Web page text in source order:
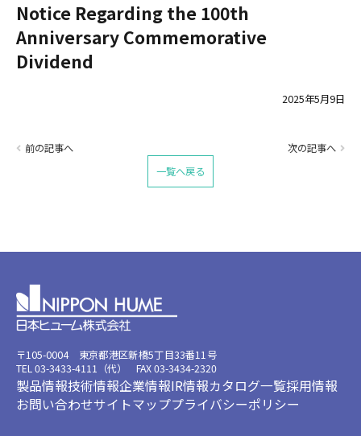
Notice Regarding the 100th
Anniversary Commemorative
Dividend
2025年5月9日
前の記事へ
次の記事へ
一覧へ戻る
〒105-0004 東京都港区新橋5丁目33番11号
TEL 03-3433-4111（代） FAX 03-3434-2320
製品情報技術情報企業情報IR情報カタログ一覧採用情報
お問い合わせサイトマッププライバシーポリシー